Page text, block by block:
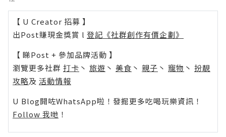
【 U Creator 招募 】
出Post賺現金獎賞 l 登記《社群創作有價企劃》
【 睇Post + 參加品牌活動 】
瀏覽更多社群 打卡 丶 旅遊 丶 美食 丶 親子 丶 寵物 丶 扮靚
攻略及 活動情報
U Blog開咗WhatsApp啦！發掘更多吃喝玩樂資訊！
Follow 我哋 ！